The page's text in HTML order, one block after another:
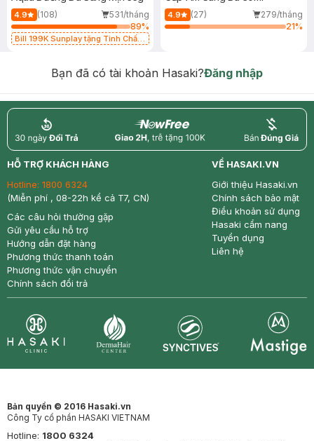
4.9 (108)
531/tháng
89%
Bill 199K Sunplay tặng Tinh Chất
4.9 (27)
279/tháng
21%
Bạn đã có tài khoản Hasaki?Đăng nhập
return nowfree price
HỖ TRỢ KHÁCH HÀNG
Hotline: 1800 6324
(Miễn phí , 08-22h kể cả T7, CN)
Các câu hỏi thường gặp
Gửi yêu cầu hỗ trợ
Hướng dẫn đặt hàng
Phương thức thanh toán
Phương thức vận chuyển
Chính sách đổi trả
VỀ HASAKI.VN
Giới thiệu Hasaki.vn
Chính sách bảo mật
Điều khoản sử dụng
Hasaki cẩm nang
Tuyển dụng
Liên hệ
Bản quyền © 2016 Hasaki.vn
Công Ty cổ phần HASAKI VIETNAM
Hotline: 1800 6324